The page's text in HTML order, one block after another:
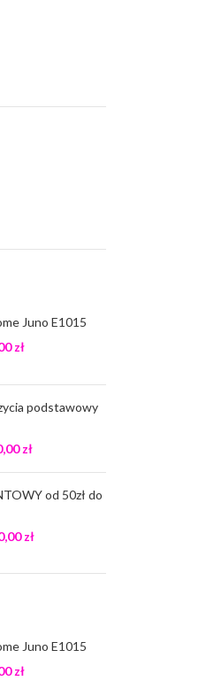
Juno E1015
zł
podstawowy
zł
od 50zł do
zł
Juno E1015
zł